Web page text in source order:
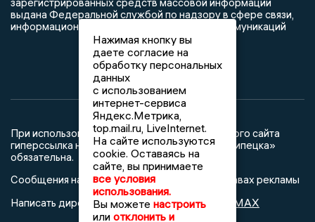
выдана Федеральной службой по надзору в сфере связи,
информационных технологий и массовых коммуникаций
При использовании любого материала с данного сайта
гиперссылка на Сетевое издание «Новости Липецка»
обязательна.
Сообщения на сером фоне размещены на правах рекламы
Написать директору в телеграм@mazov MAX
Нажимая кнопку вы
даете согласие на
обработку персональных
данных
с использованием
интернет-сервиса
Яндекс.Метрика,
top.mail.ru, LiveInternet.
На сайте используются
cookie. Оставаясь на
сайте, вы принимаете
все условия
использования.
Вы можете настроить
или отклонить и